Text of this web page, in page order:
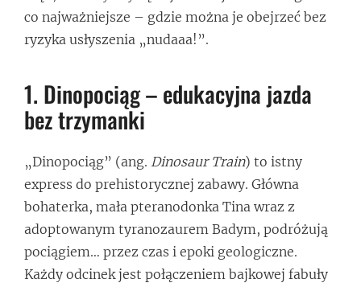
co najważniejsze – gdzie można je obejrzeć bez
ryzyka usłyszenia „nudaaa!”.
1. Dinopociąg – edukacyjna jazda
bez trzymanki
„Dinopociąg” (ang. Dinosaur Train) to istny
express do prehistorycznej zabawy. Główna
bohaterka, mała pteranodonka Tina wraz z
adoptowanym tyranozaurem Badym, podróżują
pociągiem… przez czas i epoki geologiczne.
Każdy odcinek jest połączeniem bajkowej fabuły